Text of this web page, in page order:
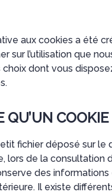
aux cookies a été
sur l’utilisation que
dont vous
QU’UN COOKIE
fichier déposé sur le
lors de la consultation
des informations
Il existe